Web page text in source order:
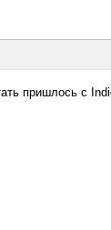
пришлось с